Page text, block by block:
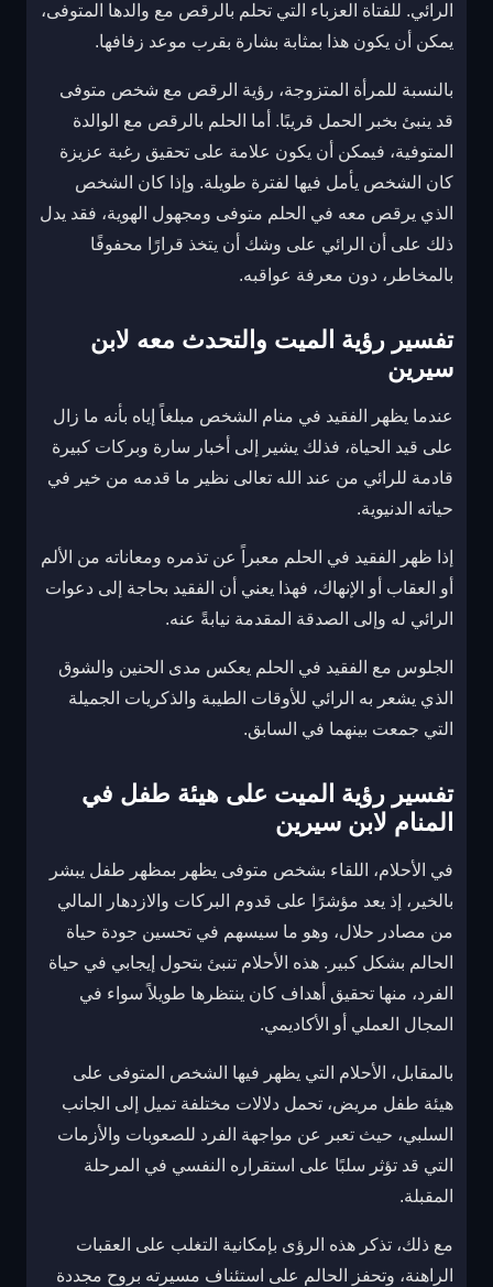
الرائي. للفتاة العزباء التي تحلم بالرقص مع والدها المتوفى،
يمكن أن يكون هذا بمثابة بشارة بقرب موعد زفافها.
بالنسبة للمرأة المتزوجة، رؤية الرقص مع شخص متوفى
قد ينبئ بخبر الحمل قريبًا. أما الحلم بالرقص مع الوالدة
المتوفية، فيمكن أن يكون علامة على تحقيق رغبة عزيزة
كان الشخص يأمل فيها لفترة طويلة. وإذا كان الشخص
الذي يرقص معه في الحلم متوفى ومجهول الهوية، فقد يدل
ذلك على أن الرائي على وشك أن يتخذ قرارًا محفوفًا
بالمخاطر، دون معرفة عواقبه.
تفسير رؤية الميت والتحدث معه لابن
سيرين
عندما يظهر الفقيد في منام الشخص مبلغاً إياه بأنه ما زال
على قيد الحياة، فذلك يشير إلى أخبار سارة وبركات كبيرة
قادمة للرائي من عند الله تعالى نظير ما قدمه من خير في
حياته الدنيوية.
إذا ظهر الفقيد في الحلم معبراً عن تذمره ومعاناته من الألم
أو العقاب أو الإنهاك، فهذا يعني أن الفقيد بحاجة إلى دعوات
الرائي له وإلى الصدقة المقدمة نيابةً عنه.
الجلوس مع الفقيد في الحلم يعكس مدى الحنين والشوق
الذي يشعر به الرائي للأوقات الطيبة والذكريات الجميلة
التي جمعت بينهما في السابق.
تفسير رؤية الميت على هيئة طفل في
المنام لابن سيرين
في الأحلام، اللقاء بشخص متوفى يظهر بمظهر طفل يبشر
بالخير، إذ يعد مؤشرًا على قدوم البركات والازدهار المالي
من مصادر حلال، وهو ما سيسهم في تحسين جودة حياة
الحالم بشكل كبير. هذه الأحلام تنبئ بتحول إيجابي في حياة
الفرد، منها تحقيق أهداف كان ينتظرها طويلاً سواء في
المجال العملي أو الأكاديمي.
بالمقابل، الأحلام التي يظهر فيها الشخص المتوفى على
هيئة طفل مريض، تحمل دلالات مختلفة تميل إلى الجانب
السلبي، حيث تعبر عن مواجهة الفرد للصعوبات والأزمات
التي قد تؤثر سلبًا على استقراره النفسي في المرحلة
المقبلة.
مع ذلك، تذكر هذه الرؤى بإمكانية التغلب على العقبات
الراهنة، وتحفز الحالم على استئناف مسيرته بروح مجددة